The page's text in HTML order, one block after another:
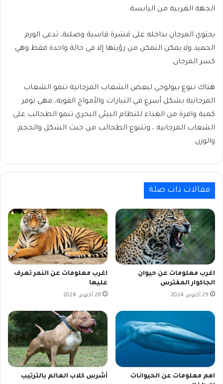
الجهة الغربية من اليابسة.
يحتوي المرجان بداخله على قشرة قاسية وصلبة، تدعى الورم
الحميد ولا يمكن التمكن من رؤيتها إلا في حالة واحدة فقط وهي
كسر المرجان.
هناك تنوع بيولوجي لبعض الشعاب المرجانية تنمو الشعاب
المرجانية بشكل أسرع في التيارات والأمواج القوية، فهي توفر
كمية وافرة من الغذاء للنظام البيئي البحري تنمو الطحالب على
الشعاب المرجانية ، وتتنوع الطحالب من حيث الشكل والحجم
والوزن.
مقالات ذات صلة
اغرب معلومات عن حيوان
الجاكوار المفترس
29 أكتوبر، 2024
اغرب معلومات عن النمر تعرف
عليها
28 أكتوبر، 2024
اهم معلومات عن الحيوانات
أشرس كلاب العالم بالترتيب